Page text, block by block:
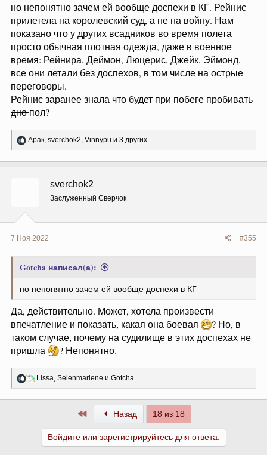
но непонятно зачем ей вообще доспехи в КГ. Рейнис
прилетела на королевский суд, а не на войну. Нам
показано что у других всадников во время полета
просто обычная плотная одежда, даже в военное
время: Рейнира, Деймон, Люцерис, Джейк, Эймонд,
все они летали без доспехов, в том числе на острые
переговоры.
Рейнис заранее знала что будет при побеге пробивать
днопол?
Р
е
Арак, sverchok2, Vinnypu и 3 других
sverchok2
Заслуженный Сверчок
7 Ноя 2022 #355
Gotcha написал(а):
но непонятно зачем ей вообще доспехи в КГ
Да, действительно. Может, хотела произвести
впечатление и показать, какая она боевая
? Но, в
таком случае, почему на судилище в этих доспехах не
пришла
? Непонятно.
Р
е
Lissa, Selenmariene и Gotcha
ПервыйНазад 18 из 18
Войдите или зарегистрируйтесь для ответа.